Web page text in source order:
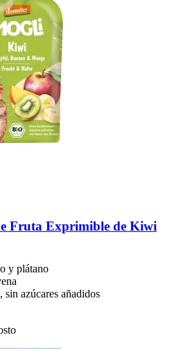
Fruta Exprimible de Kiwi
y plátano
sin azúcares añadidos